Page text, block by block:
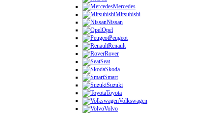
Mercedes
Mitsubishi
Nissan
Opel
Peugeot
Renault
Rover
Seat
Skoda
Smart
Suzuki
Toyota
Volkswagen
Volvo